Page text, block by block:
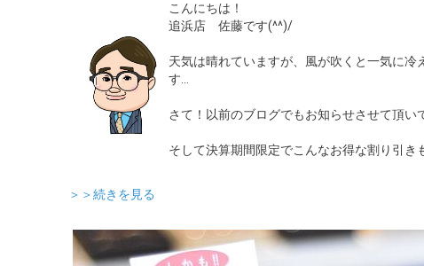
こんにちは！
追浜店 佐藤です(^^)/
天気は晴れていますが、風が吹くと一気に
す…
さて！以前のブログでもお知らせさせて頂い
そして決算期間限定でこんなお得な割り引き
＞＞続きを見る